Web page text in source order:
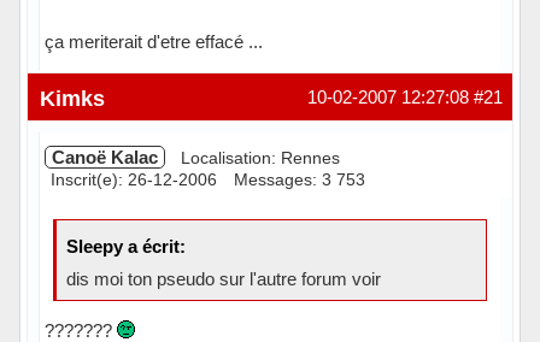
ça meriterait d'etre effacé ...
Hors ligne #21
10-02-2007 12:27:08
Kimks
Canoë Kalac
Localisation: Rennes
Inscrit(e): 26-12-2006
Messages: 3 753
Sleepy a écrit:
dis moi ton pseudo sur l'autre forum voir
???????